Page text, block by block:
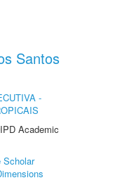
Santos
-
Academic
Scholar